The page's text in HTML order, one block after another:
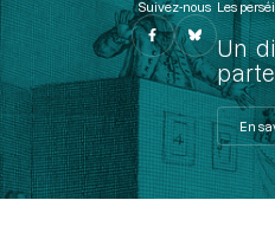
Suivez-nous Les
Un
En